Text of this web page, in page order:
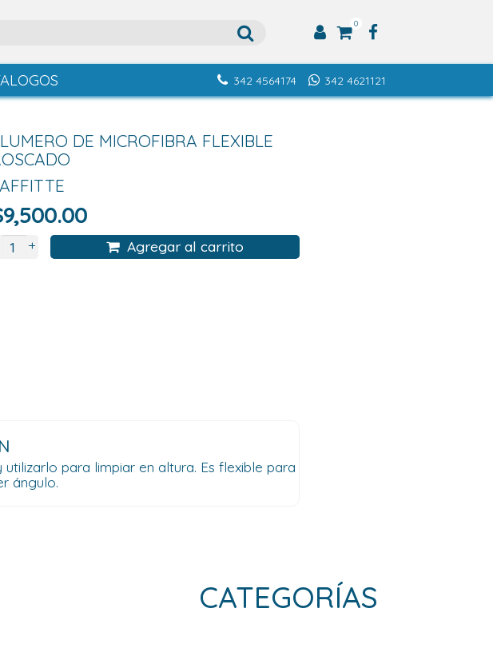
0
342 4621121
342 4564174
DE MICROFIBRA FLEXIBLE
9,500.00
+ Agregar al carrito
para limpiar en altura. Es flexible para
ángulo.
CATEGORÍAS